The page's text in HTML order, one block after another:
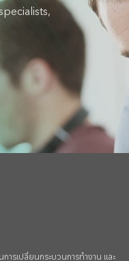
ารเปลี่ยนกระบวนการทำงาน และ